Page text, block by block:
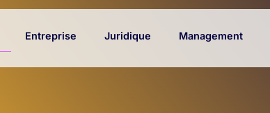
Entreprise Juridique Management